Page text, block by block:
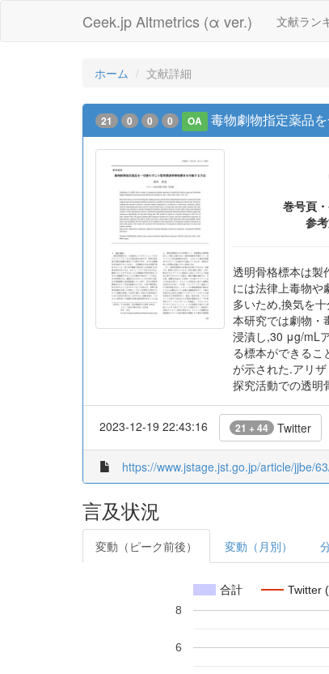
Ceek.jp Altmetrics (α ver.) 文献ラン
ホーム 文献詳細
21 0 0 0 OA 毒物劇物指定薬品
巻号頁
参
透明骨格標本は製
には法律上毒物や
多いため,換気を
本研究では劇物・
浸漬し,30 μg/mL
る標本ができるこ
が示された.アリ
探究活動での透明
2023-12-19 22:43:16 21 + 44 Twitter
https://www.jstage.jst.go.jp/article/jjbe/
言及状況
変動（ピーク前後） 変動（月別）
合計 Twitter
6
8